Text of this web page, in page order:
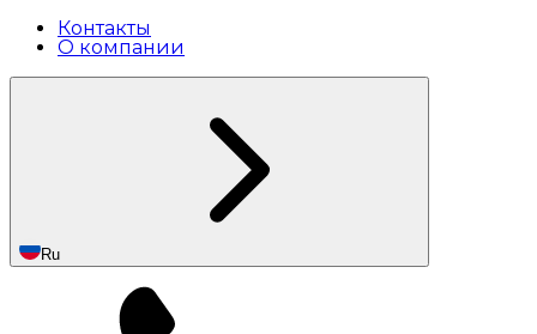
Контакты
О компании
Ru